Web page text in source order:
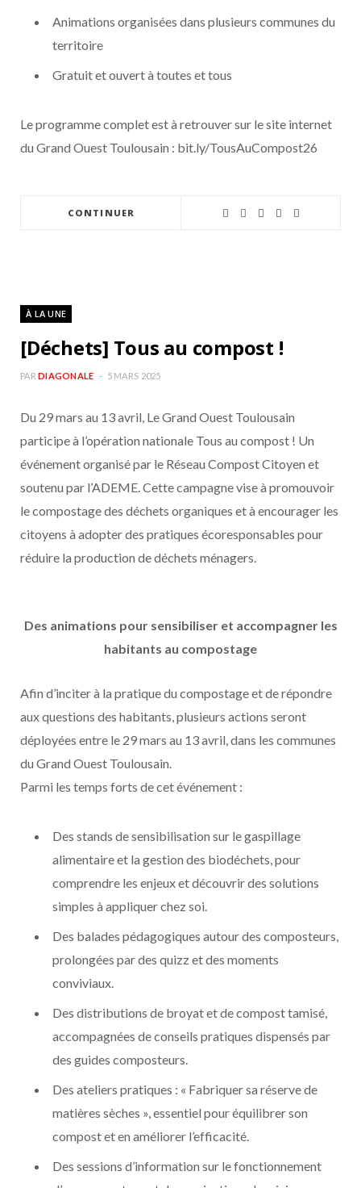
Animations organisées dans plusieurs communes du
territoire
Gratuit et ouvert à toutes et tous
Le programme complet est à retrouver sur le site internet
du Grand Ouest Toulousain : bit.ly/TousAuCompost26
CONTINUER
À LA UNE
[Déchets] Tous au compost !
PAR DIAGONALE 5 MARS 2025
Du 29 mars au 13 avril, Le Grand Ouest Toulousain
participe à l’opération nationale Tous au compost ! Un
événement organisé par le Réseau Compost Citoyen et
soutenu par l’ADEME. Cette campagne vise à promouvoir
le compostage des déchets organiques et à encourager les
citoyens à adopter des pratiques écoresponsables pour
réduire la production de déchets ménagers.
Des animations pour sensibiliser et accompagner les
habitants au compostage
Afin d’inciter à la pratique du compostage et de répondre
aux questions des habitants, plusieurs actions seront
déployées entre le 29 mars au 13 avril, dans les communes
du Grand Ouest Toulousain.
Parmi les temps forts de cet événement :
Des stands de sensibilisation sur le gaspillage
alimentaire et la gestion des biodéchets, pour
comprendre les enjeux et découvrir des solutions
simples à appliquer chez soi.
Des balades pédagogiques autour des composteurs,
prolongées par des quizz et des moments
conviviaux.
Des distributions de broyat et de compost tamisé,
accompagnées de conseils pratiques dispensés par
des guides composteurs.
Des ateliers pratiques : « Fabriquer sa réserve de
matières sèches », essentiel pour équilibrer son
compost et en améliorer l’efficacité.
Des sessions d’information sur le fonctionnement